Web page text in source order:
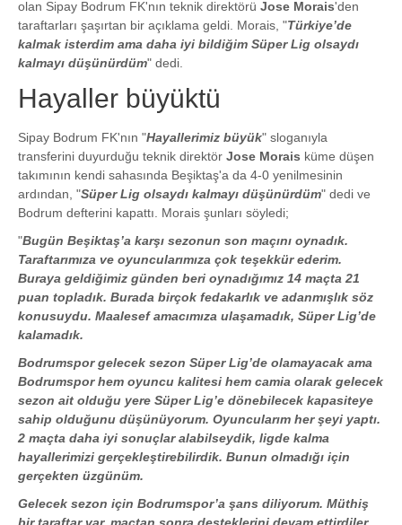
olan Sipay Bodrum FK'nın teknik direktörü Jose Morais'den
taraftarları şaşırtan bir açıklama geldi. Morais, "Türkiye’de
kalmak isterdim ama daha iyi bildiğim Süper Lig olsaydı
kalmayı düşünürdüm" dedi.
Hayaller büyüktü
Sipay Bodrum FK'nın "Hayallerimiz büyük" sloganıyla
transferini duyurduğu teknik direktör Jose Morais küme düşen
takımının kendi sahasında Beşiktaş'a da 4-0 yenilmesinin
ardından, "Süper Lig olsaydı kalmayı düşünürdüm" dedi ve
Bodrum defterini kapattı. Morais şunları söyledi;
"Bugün Beşiktaş’a karşı sezonun son maçını oynadık.
Taraftarımıza ve oyuncularımıza çok teşekkür ederim.
Buraya geldiğimiz günden beri oynadığımız 14 maçta 21
puan topladık. Burada birçok fedakarlık ve adanmışlık söz
konusuydu. Maalesef amacımıza ulaşamadık, Süper Lig’de
kalamadık.
Bodrumspor gelecek sezon Süper Lig’de olamayacak ama
Bodrumspor hem oyuncu kalitesi hem camia olarak gelecek
sezon ait olduğu yere Süper Lig’e dönebilecek kapasiteye
sahip olduğunu düşünüyorum. Oyuncularım her şeyi yaptı.
2 maçta daha iyi sonuçlar alabilseydik, ligde kalma
hayallerimizi gerçekleştirebilirdik. Bunun olmadığı için
gerçekten üzgünüm.
Gelecek sezon için Bodrumspor’a şans diliyorum. Müthiş